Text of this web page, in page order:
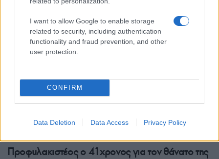
I want to allow Google to enable storage
related to security, including authentication
functionality and fraud prevention, and other
user protection.
CONFIRM
Data Deletion Data Access Privacy Policy
5/08/2026 - 8:10πμ
Προφυλακιστέος ο 41χρονος για τον θάνατο της